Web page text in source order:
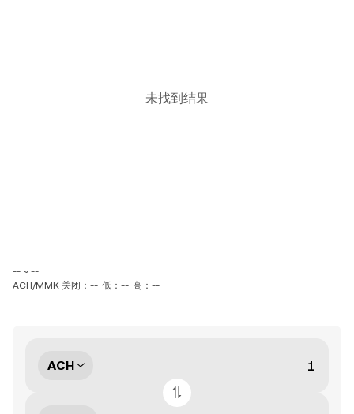
未找到结果
-- ~ --
ACH/MMK 关闭：-- 低：-- 高：--
ACH